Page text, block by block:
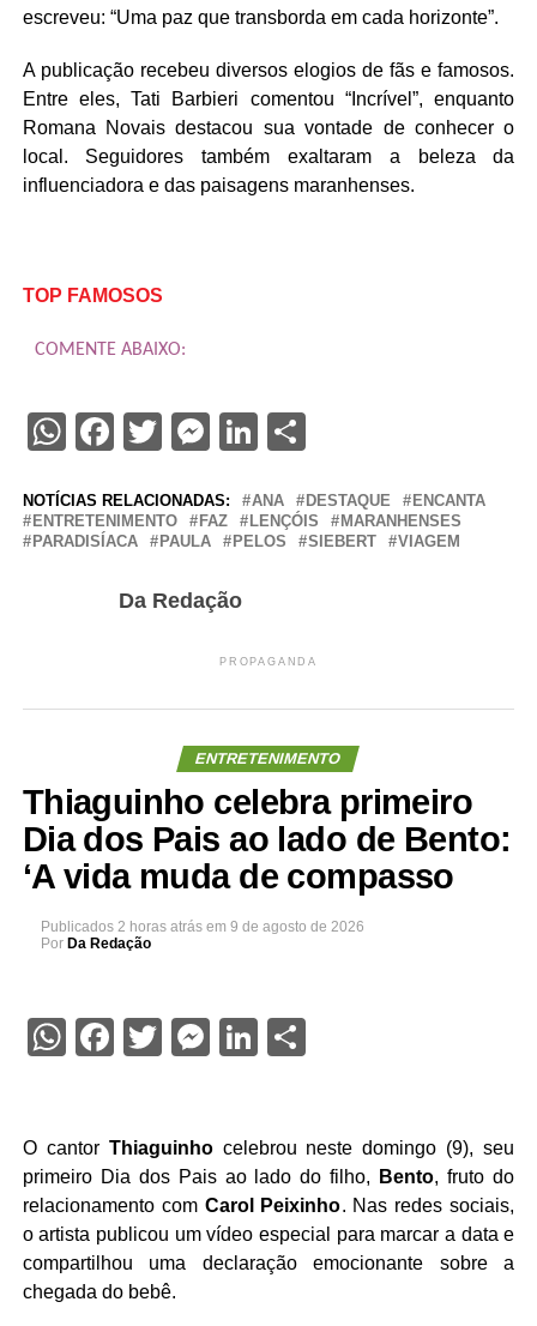
escreveu: “Uma paz que transborda em cada horizonte”.
A publicação recebeu diversos elogios de fãs e famosos.
Entre eles,Tati Barbieri comentou “Incrível”, enquanto
Romana Novais destacou sua vontade de conhecer o
local. Seguidores também exaltaram a beleza da
influenciadora e das paisagens maranhenses.
TOP FAMOSOS
COMENTE ABAIXO:
WhatsApp
Facebook
Twitter
Messenger
LinkedIn
Share
NOTÍCIAS RELACIONADAS: ANA DESTAQUE
ENCANTA
ENTRETENIMENTO
FAZ LENÇÓIS
MARANHENSES
PARADISÍACA
PAULA PELOS SIEBERT VIAGEM
Da Redação
PROPAGANDA
ENTRETENIMENTO
Thiaguinho celebra primeiro
Dia dos Pais ao lado de Bento:
‘A vida muda de compasso
Publicados 2 horas atrás em 9 de agosto de 2026
Por Da Redação
WhatsApp
Facebook
Twitter
Messenger
LinkedIn
Share
O cantor Thiaguinhocelebrou neste domingo (9), seu
primeiro Dia dos Pais ao lado do filho,
Bento, fruto do
relacionamento com Carol Peixinho. Nas redes sociais,
o artista publicou um vídeo especial para marcar a data e
compartilhou uma declaração emocionante sobre a
chegada do bebê.